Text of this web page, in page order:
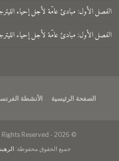
الفصل الأول: مبادئ عامّة لأجل إحياء
الفصل الأول: مبادئ عامّة لأجل إحياء
الصفحة الرئيسية الأنشطة
© 2026 - Franciscan Egypt. All Rights Reserved.
جميع الحقوق محفوظة: